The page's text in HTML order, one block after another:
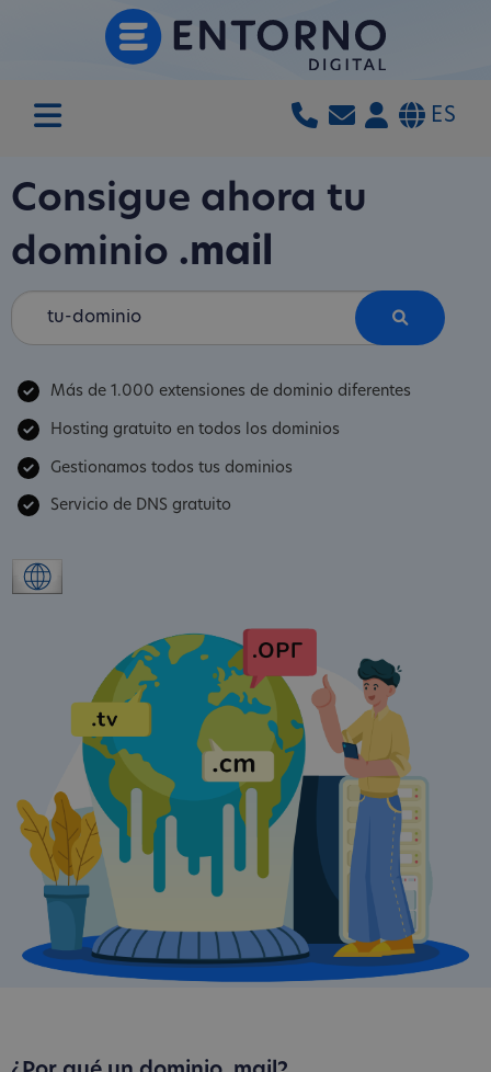
ES
Consigue ahora tu
dominio .mail
Más de 1.000 extensiones de dominio diferentes
Hosting gratuito en todos los dominios
Gestionamos todos tus dominios
Servicio de DNS gratuito